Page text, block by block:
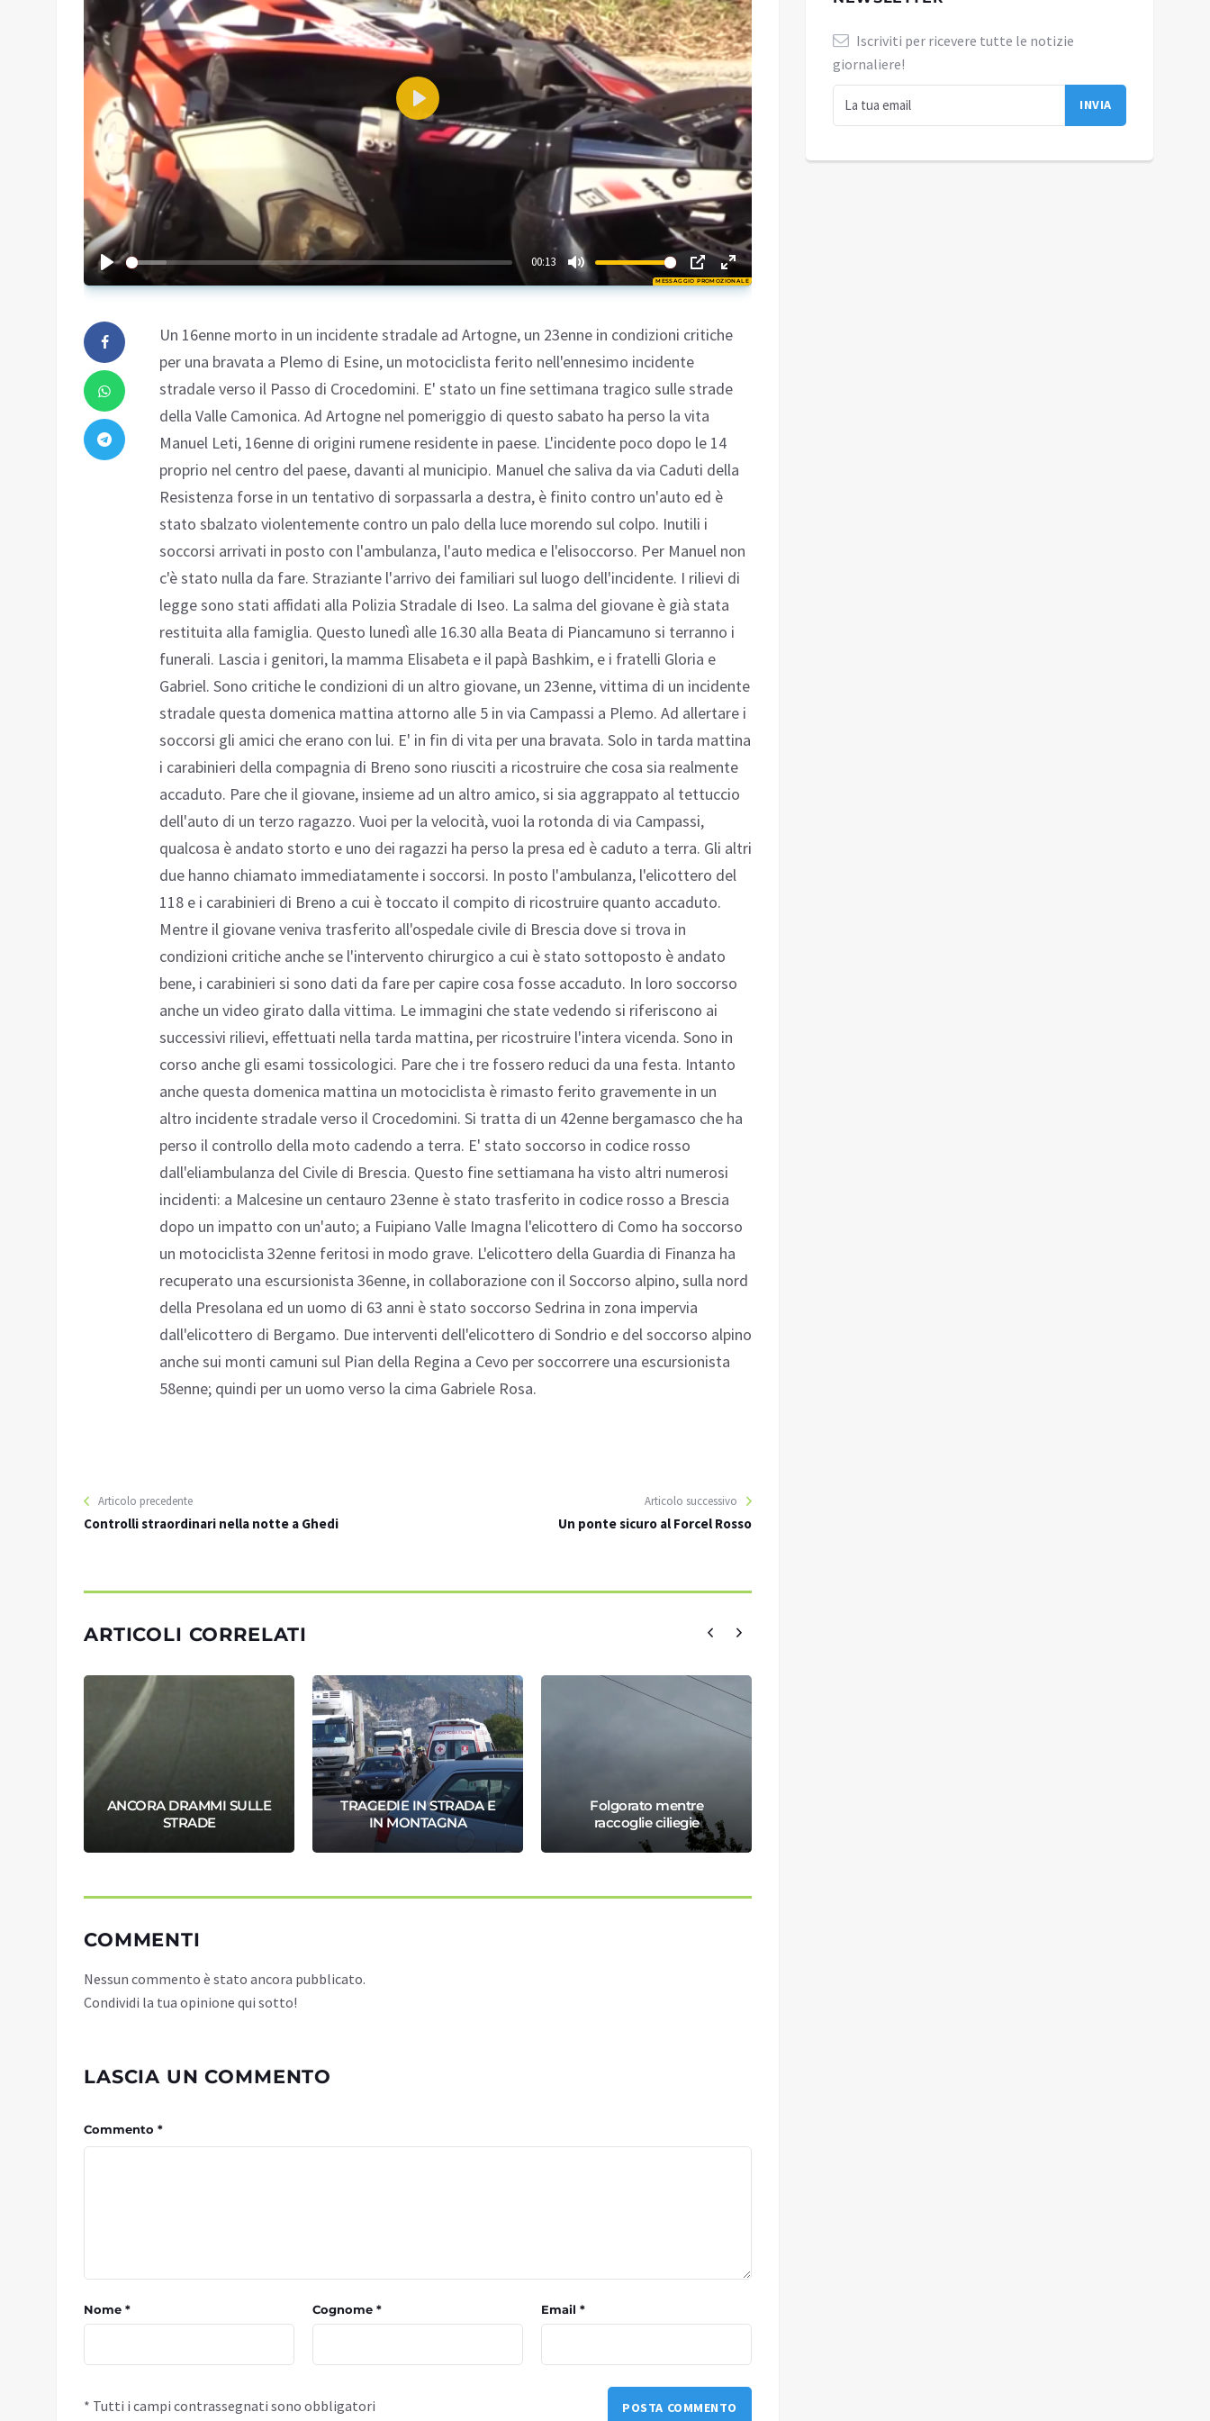
MESSAGGIO PROMOZIONALE
00:13
Play
03:05
Un 16enne morto in un incidente stradale ad Artogne, un 23enne in condizioni critiche
per una bravata a Plemo di Esine, un motociclista ferito nell'ennesimo incidente
stradale verso il Passo di Crocedomini. E' stato un fine settimana tragico sulle strade
della Valle Camonica. Ad Artogne nel pomeriggio di questo sabato ha perso la vita
Manuel Leti, 16enne di origini rumene residente in paese. L'incidente poco dopo le 14
proprio nel centro del paese, davanti al municipio. Manuel che saliva da via Caduti della
Resistenza forse in un tentativo di sorpassarla a destra, è finito contro un'auto ed è
stato sbalzato violentemente contro un palo della luce morendo sul colpo. Inutili i
soccorsi arrivati in posto con l'ambulanza, l'auto medica e l'elisoccorso. Per Manuel non
c'è stato nulla da fare. Straziante l'arrivo dei familiari sul luogo dell'incidente. I rilievi di
legge sono stati affidati alla Polizia Stradale di Iseo. La salma del giovane è già stata
restituita alla famiglia. Questo lunedì alle 16.30 alla Beata di Piancamuno si terranno i
funerali. Lascia i genitori, la mamma Elisabeta e il papà Bashkim, e i fratelli Gloria e
Gabriel. Sono critiche le condizioni di un altro giovane, un 23enne, vittima di un incidente
stradale questa domenica mattina attorno alle 5 in via Campassi a Plemo. Ad allertare i
soccorsi gli amici che erano con lui. E' in fin di vita per una bravata. Solo in tarda mattina
i carabinieri della compagnia di Breno sono riusciti a ricostruire che cosa sia realmente
accaduto. Pare che il giovane, insieme ad un altro amico, si sia aggrappato al tettuccio
dell'auto di un terzo ragazzo. Vuoi per la velocità, vuoi la rotonda di via Campassi,
qualcosa è andato storto e uno dei ragazzi ha perso la presa ed è caduto a terra. Gli altri
due hanno chiamato immediatamente i soccorsi. In posto l'ambulanza, l'elicottero del
118 e i carabinieri di Breno a cui è toccato il compito di ricostruire quanto accaduto.
Mentre il giovane veniva trasferito all'ospedale civile di Brescia dove si trova in
condizioni critiche anche se l'intervento chirurgico a cui è stato sottoposto è andato
bene, i carabinieri si sono dati da fare per capire cosa fosse accaduto. In loro soccorso
anche un video girato dalla vittima. Le immagini che state vedendo si riferiscono ai
successivi rilievi, effettuati nella tarda mattina, per ricostruire l'intera vicenda. Sono in
corso anche gli esami tossicologici. Pare che i tre fossero reduci da una festa. Intanto
anche questa domenica mattina un motociclista è rimasto ferito gravemente in un
altro incidente stradale verso il Crocedomini. Si tratta di un 42enne bergamasco che ha
perso il controllo della moto cadendo a terra. E' stato soccorso in codice rosso
dall'eliambulanza del Civile di Brescia. Questo fine settiamana ha visto altri numerosi
incidenti: a Malcesine un centauro 23enne è stato trasferito in codice rosso a Brescia
dopo un impatto con un'auto; a Fuipiano Valle Imagna l'elicottero di Como ha soccorso
un motociclista 32enne feritosi in modo grave. L'elicottero della Guardia di Finanza ha
recuperato una escursionista 36enne, in collaborazione con il Soccorso alpino, sulla nord
della Presolana ed un uomo di 63 anni è stato soccorso Sedrina in zona impervia
dall'elicottero di Bergamo. Due interventi dell'elicottero di Sondrio e del soccorso alpino
anche sui monti camuni sul Pian della Regina a Cevo per soccorrere una escursionista
58enne; quindi per un uomo verso la cima Gabriele Rosa.
Articolo precedente
Controlli straordinari nella notte a Ghedi
Articolo successivo
Un ponte sicuro al Forcel Rosso
ARTICOLI CORRELATI
ANCORA DRAMMI SULLE
STRADE
TRAGEDIE IN STRADA E
IN MONTAGNA
Folgorato mentre
raccoglie ciliegie
COMMENTI
Nessun commento è stato ancora pubblicato.
Condividi la tua opinione qui sotto!
LASCIA UN COMMENTO
Commento *
Nome * Cognome * Email *
* Tutti i campi contrassegnati sono obbligatori
Iscriviti per ricevere tutte le notizie
giornaliere!